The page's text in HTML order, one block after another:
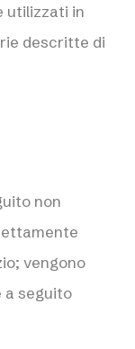
utilizzati in
descritte di
non
vengono
seguito